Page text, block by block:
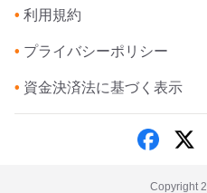
• 利用規約
• プライバシーポリシー
• 資金決済法に基づく表示
Copyright